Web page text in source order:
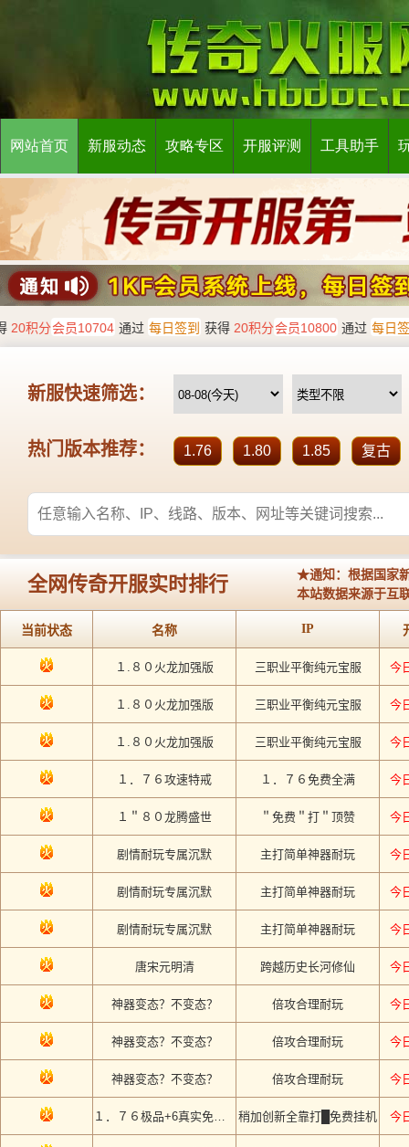
网站首页 新服动态 攻略专区 开服评测 工具助手